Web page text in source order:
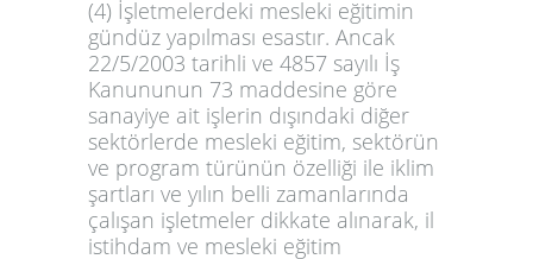
(4) İşletmelerdeki mesleki eğitimin
gündüz yapılması esastır. Ancak
22/5/2003 tarihli ve 4857 sayılı İş
Kanununun 73 maddesine göre
sanayiye ait işlerin dışındaki diğer
sektörlerde mesleki eğitim, sektörün
ve program türünün özelliği ile iklim
şartları ve yılın belli zamanlarında
çalışan işletmeler dikkate alınarak, il
istihdam ve mesleki eğitim